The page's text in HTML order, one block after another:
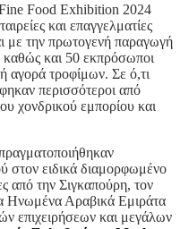
Food Exhibition 2024
και επαγγελματίες
με την πρωτογενή παραγωγή
καθώς και 50 εκπρόσωποι
αγορά τροφίμων. Σε ό,τι
περισσότεροι από
χονδρικού εμπορίου και
στον ειδικά διαμορφωμένο
από την Σιγκαπούρη, τον
Ηνωμένα Αραβικά Εμιράτα
επιχειρήσεων και μεγάλων